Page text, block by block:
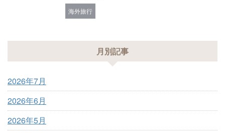
海外旅行
月別記事
2026年7月
2026年6月
2026年5月